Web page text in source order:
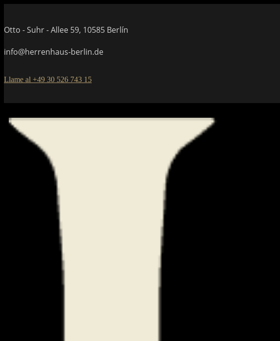
Otto - Suhr - Allee 59, 10585 Berlín
info@herrenhaus-berlin.de
Llame al +49 30 526 743 15